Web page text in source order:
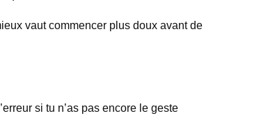
vaut commencer plus doux avant de
si tu n’as pas encore le geste